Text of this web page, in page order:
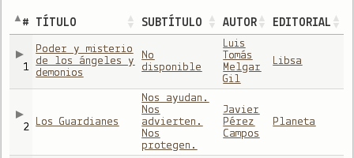
# TÍTULO SUBTÍTULO AUTOR EDITORIAL
1
Poder y misterio
de los ángeles y
demonios
No
disponible
Luis
Tomás
Melgar
Gil
Libsa
2 Los Guardianes
Nos ayudan.
Nos
advierten.
Nos
protegen.
Javier
Pérez
Campos
Planeta